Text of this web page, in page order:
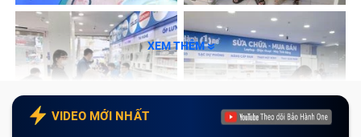
XEM THÊM
VIDEO MỚI NHẤT